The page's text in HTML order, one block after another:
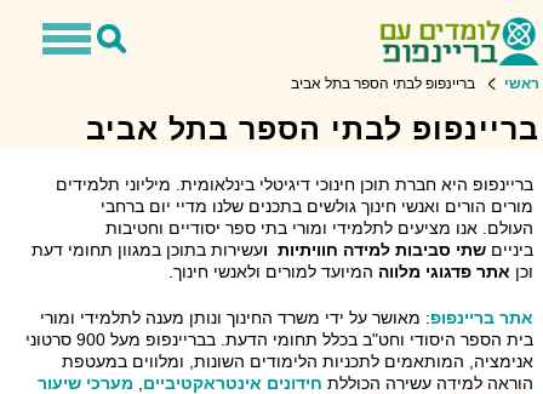
Toggle
Toggle
ראשי בריינפופ לבתי הספר בתל אביב
בריינפופ לבתי הספר בתל אביב
בריינפופ היא חברת תוכן חינוכי דיגיטלי בינלאומית. מיליוני תלמידים
מורים הורים ואנשי חינוך גולשים בתכנים שלנו מדיי יום ברחבי
העולם. אנו מציעים לתלמידי ומורי בתי ספר יסודיים וחטיבות
ביניים שתי סביבות למידה חוויתיות ועשירות בתוכן במגוון תחומי דעת
וכן אתר פדגוגי מלווה המיועד למורים ולאנשי חינוך.
אתר בריינפופ: מאושר על ידי משרד החינוך ונותן מענה לתלמידי ומורי
בית הספר היסודי וחט"ב בכלל תחומי הדעת. בבריינפופ מעל 900 סרטוני
אנימציה, המותאמים לתכניות הלימודים השונות, ומלווים במעטפת
הוראה למידה עשירה הכוללת חידונים אינטראקטיביים
מערכי שיעור